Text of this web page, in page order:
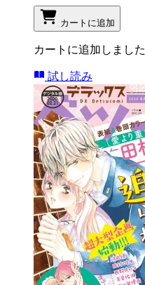
カートに追加
カートに追加しました
試し読み